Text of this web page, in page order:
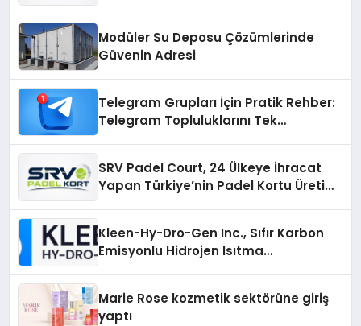
Modüler Su Deposu Çözümlerinde
Güvenin Adresi
Telegram Grupları İçin Pratik Rehber:
Telegram Topluluklarını Tek
SRV Padel Court, 24 Ülkeye İhracat
Yapan Türkiye’nin Padel Kortu Üretim
Kleen-Hy-Dro-Gen Inc., Sıfır Karbon
Emisyonlu Hidrojen Isıtma
Marie Rose kozmetik sektörüne giriş
yaptı